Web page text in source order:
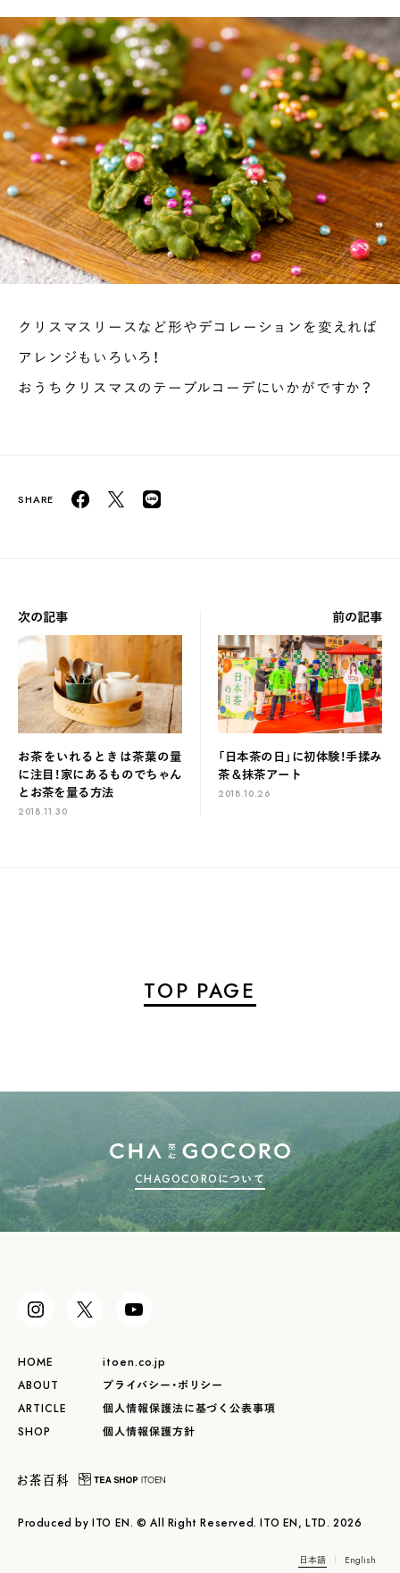
クリスマスリースなど形やデコレーションを変えれば
アレンジもいろいろ！
おうちクリスマスのテーブルコーデにいかがですか？
次の記事
お茶をいれるときは茶葉の量
に注目！家にあるものでちゃん
とお茶を量る方法
2018.11.30
前の記事
「日本茶の日」に初体験！手揉み
茶＆抹茶アート
2018.10.26
TOP PAGE
CHAGOCOROについて
HOME
ABOUT
ARTICLE
SHOP
itoen.co.jp
プライバシー・ポリシー
個人情報保護法に基づく公表事項
個人情報保護方針
Produced by ITO EN. © All Right Reserved. ITO EN, LTD. 2026
日本語 English